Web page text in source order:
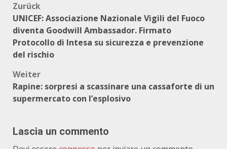
Beitragsnavigation
Zurück
UNICEF: Associazione Nazionale Vigili del Fuoco
diventa Goodwill Ambassador. Firmato
Protocollo di Intesa su sicurezza e prevenzione
del rischio
Weiter
Rapine: sorpresi a scassinare una cassaforte di un
supermercato con l’esplosivo
Lascia un commento